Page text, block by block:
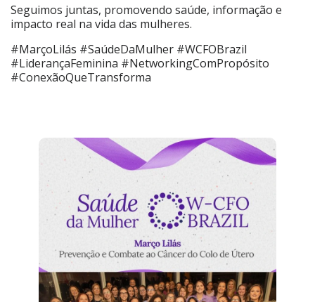
Seguimos juntas, promovendo saúde, informação e
impacto real na vida das mulheres.
#MarçoLilás #SaúdeDaMulher #WCFOBrazil
#LiderançaFeminina #NetworkingComPropósito
#ConexãoQueTransforma